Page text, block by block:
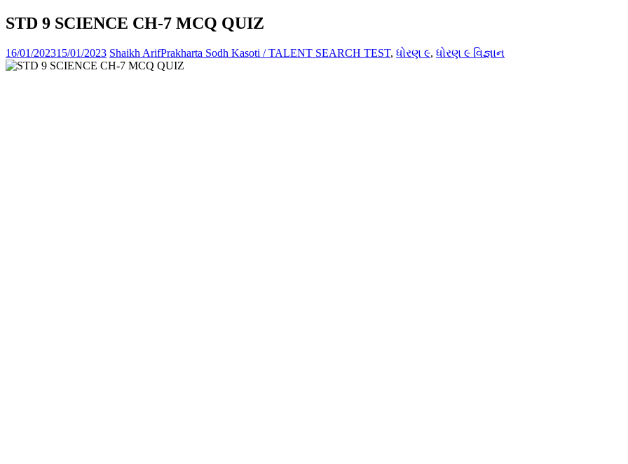
STD 9 SCIENCE CH-7 MCQ QUIZ
16/01/202315/01/2023 Shaikh ArifPrakharta Sodh Kasoti / TALENT SEARCH TEST, ધોરણ ૯, ધોરણ ૯ વિજ્ઞાન